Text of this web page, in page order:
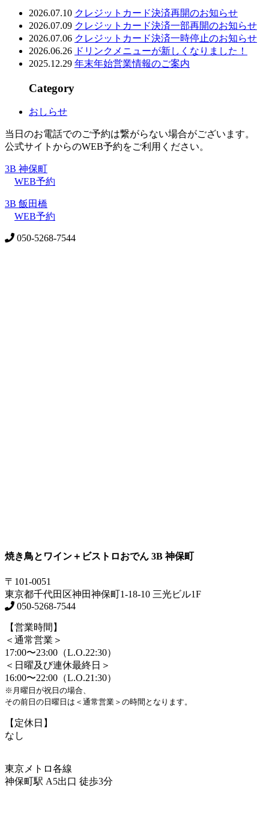
2026.07.10 クレジットカード決済再開のお知らせ
2026.07.09 クレジットカード決済一部再開のお知らせ
2026.07.06 クレジットカード決済一時停止のお知らせ
2026.06.26 ドリンクメニューが新しくなりました！
2025.12.29 年末年始営業情報のご案内
Category
おしらせ
当日のお電話でのご予約は繋がらない場合がございます。
公式サイトからのWEB予約をご利用ください。
3B 神保町
WEB予約
3B 飯田橋
WEB予約
050-5268-7544
焼き鳥とワイン＋ビストロおでん 3B 神保町
〒101-0051
東京都千代田区神田神保町1-18-10 三光ビル1F
050-5268-7544
【営業時間】
＜通常営業＞
17:00〜23:00（L.O.22:30）
＜日曜及び連休最終日＞
16:00〜22:00（L.O.21:30）
※月曜日が祝日の場合、
その前日の日曜日は＜通常営業＞の時間となります。
【定休日】
なし
東京メトロ各線
神保町駅 A5出口 徒歩3分